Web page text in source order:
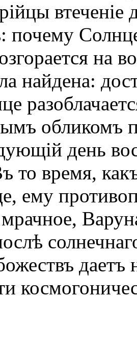
втеченiе
почему
на
найдена:
обликомъ
день
то время,
ему